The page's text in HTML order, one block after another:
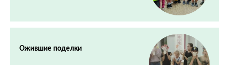
Ожившие поделки